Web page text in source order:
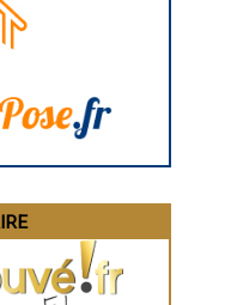
à Saint-Sauvy
à Gimbrède
à Ladevèze-Ville
à Tillac
à Monbrun
à Orbessan
Labastide
à Saint-Blancard
à Castillon-Savès
à Fourcès
à Arblade-le-Haut
à Seysses-Savès